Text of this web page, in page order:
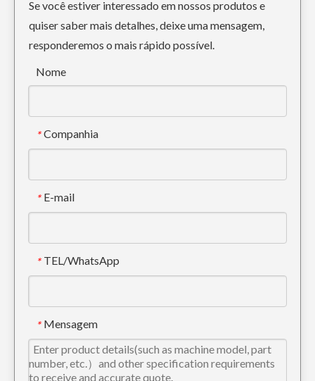
Protetor de corrente Komatsu para escavadeira PC120
Se você estiver interessado em nossos produtos e
quiser saber mais detalhes, deixe uma mensagem,
responderemos o mais rápido possível.
Nome
* Companhia
* E-mail
* TEL/WhatsApp
* Mensagem